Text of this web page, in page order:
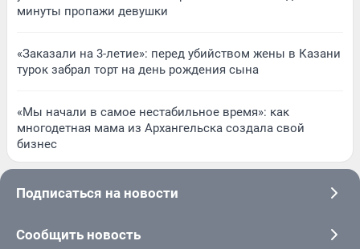
минуты пропажи девушки
«Заказали на 3-летие»: перед убийством жены в Казани
турок забрал торт на день рождения сына
«Мы начали в самое нестабильное время»: как
многодетная мама из Архангельска создала свой
бизнес
Подписаться на новости
Сообщить новость